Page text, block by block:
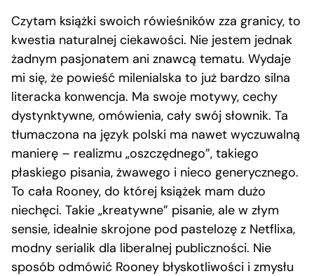
Czytam książki swoich rówieśników zza granicy, to
kwestia naturalnej ciekawości. Nie jestem jednak
żadnym pasjonatem ani znawcą tematu. Wydaje
mi się, że powieść milenialska to już bardzo silna
literacka konwencja. Ma swoje motywy, cechy
dystynktywne, omówienia, cały swój słownik. Ta
tłumaczona na język polski ma nawet wyczuwalną
manierę – realizmu „oszczędnego”, takiego
płaskiego pisania, żwawego i nieco generycznego.
To cała Rooney, do której książek mam dużo
niechęci. Takie „kreatywne” pisanie, ale w złym
sensie, idealnie skrojone pod pastelozę z Netflixa,
modny serialik dla liberalnej publiczności. Nie
sposób odmówić Rooney błyskotliwości i zmysłu